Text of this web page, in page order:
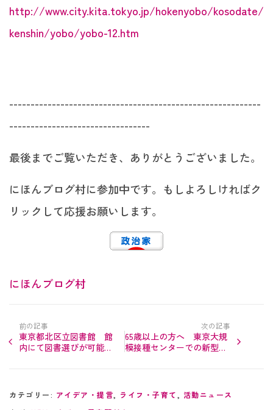
http://www.city.kita.tokyo.jp/hokenyobo/kosodate/
kenshin/yobo/yobo-12.htm
-----------------------------------------------------------
---------------------------------
最後までご覧いただき、ありがとうございました。
にほんブログ村に参加中です。もしよろしければク
リックして応援お願いします。
にほんブログ村
前の記事
東京都北区立図書館 館
内にて図書選びが可能
次の記事
65歳以上の方へ 東京大規
模接種センターでの新型コ
カテゴリー: アイデア・提言, ライフ・子育て , 活動ニュース